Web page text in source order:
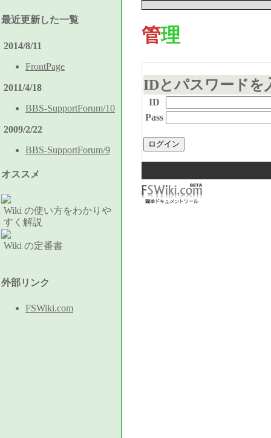
管理
IDとパスワードを
ID
Pass
最近更新した一覧
2014/8/11
FrontPage
2011/4/18
BBS-SupportForum/10
2009/2/22
BBS-SupportForum/9
オススメ
Wiki の使い方をわかりや
すく解説
Wiki の定番書
外部リンク
FSWiki.com